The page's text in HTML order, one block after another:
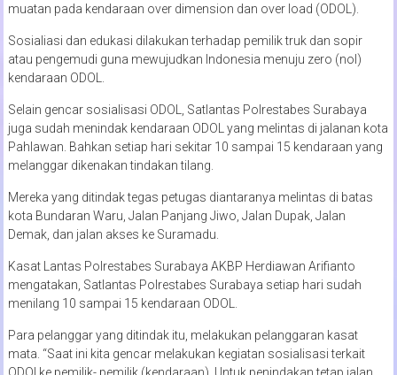
muatan pada kendaraan over dimension dan over load (ODOL).
Sosialiasi dan edukasi dilakukan terhadap pemilik truk dan sopir
atau pengemudi guna mewujudkan Indonesia menuju zero (nol)
kendaraan ODOL.
Selain gencar sosialisasi ODOL, Satlantas Polrestabes Surabaya
juga sudah menindak kendaraan ODOL yang melintas di jalanan kota
Pahlawan. Bahkan setiap hari sekitar 10 sampai 15 kendaraan yang
melanggar dikenakan tindakan tilang.
Mereka yang ditindak tegas petugas diantaranya melintas di batas
kota Bundaran Waru, Jalan Panjang Jiwo, Jalan Dupak, Jalan
Demak, dan jalan akses ke Suramadu.
Kasat Lantas Polrestabes Surabaya AKBP Herdiawan Arifianto
mengatakan, Satlantas Polrestabes Surabaya setiap hari sudah
menilang 10 sampai 15 kendaraan ODOL.
Para pelanggar yang ditindak itu, melakukan pelanggaran kasat
mata. “Saat ini kita gencar melakukan kegiatan sosialisasi terkait
ODOl ke pemilik- pemilik (kendaraan). Untuk penindakan tetap jalan